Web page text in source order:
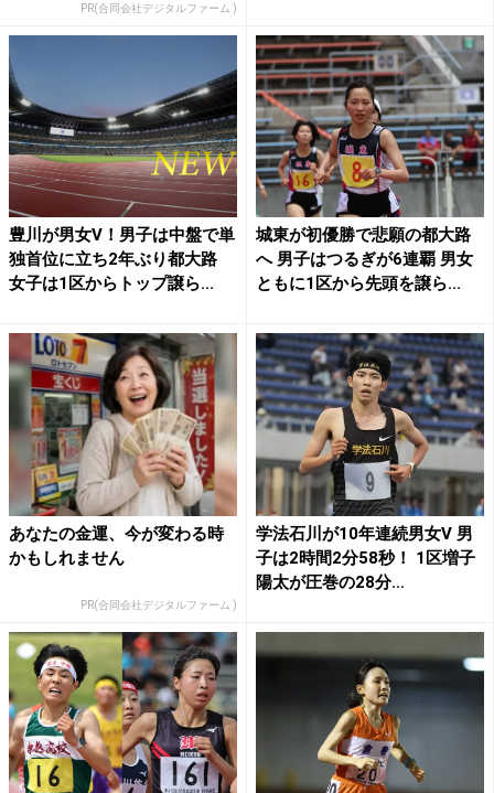
PR(合同会社デジタルファーム )
豊川が男女V！男子は中盤で単
独首位に立ち2年ぶり都大路
女子は1区からトップ譲ら...
城東が初優勝で悲願の都大路
へ 男子はつるぎが6連覇 男女
ともに1区から先頭を譲ら...
あなたの金運、今が変わる時
かもしれません
PR(合同会社デジタルファーム )
学法石川が10年連続男女V 男
子は2時間2分58秒！ 1区増子
陽太が圧巻の28分...